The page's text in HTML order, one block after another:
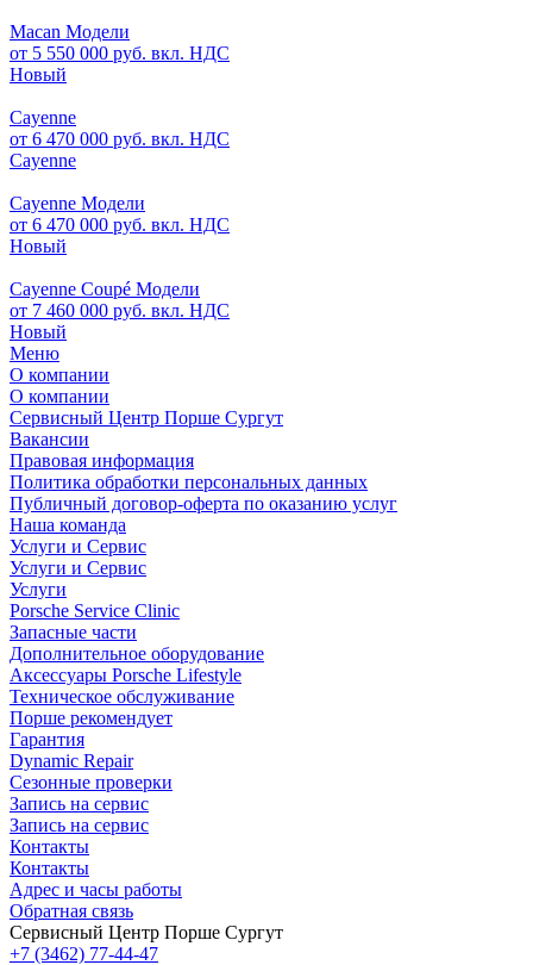
Macan Модели
от 5 550 000 руб. вкл. НДС
Новый
Cayenne
от 6 470 000 руб. вкл. НДС
Cayenne
Cayenne Модели
от 6 470 000 руб. вкл. НДС
Новый
Cayenne Coupé Модели
от 7 460 000 руб. вкл. НДС
Новый
Меню
О компании
О компании
Сервисный Центр Порше Сургут
Вакансии
Правовая информация
Политика обработки персональных данных
Публичный договор-оферта по оказанию услуг
Наша команда
Услуги и Сервис
Услуги и Сервис
Услуги
Porsche Service Clinic
Запасные части
Дополнительное оборудование
Аксессуары Porsche Lifestyle
Техническое обслуживание
Порше рекомендует
Гарантия
Dynamic Repair
Сезонные проверки
Запись на сервис
Запись на сервис
Контакты
Контакты
Адрес и часы работы
Обратная связь
Сервисный Центр Порше Сургут
+7 (3462) 77-44-47